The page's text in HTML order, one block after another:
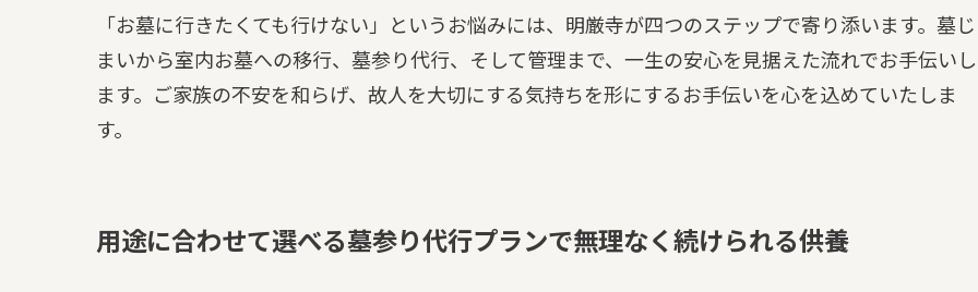
「お墓に行きたくても行けない」というお悩みには、明厳寺が四つのステップで寄り添います。墓じ
まいから室内お墓への移行、墓参り代行、そして管理まで、一生の安心を見据えた流れでお手伝いし
ます。ご家族の不安を和らげ、故人を大切にする気持ちを形にするお手伝いを心を込めていたしま
す。
用途に合わせて選べる墓参り代行プランで無理なく続けられる供養